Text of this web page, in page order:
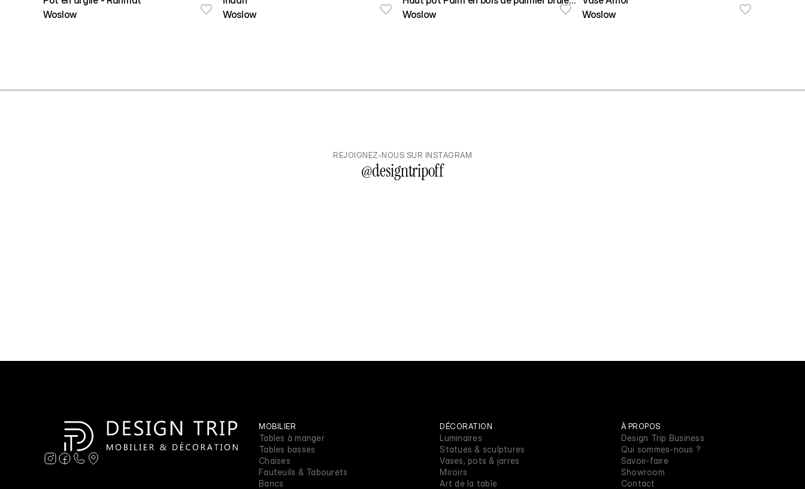
Woslow
Woslow
noir (100*50*55 cm)
Woslow
Woslow
REJOIGNEZ-NOUS SUR INSTAGRAM
@designtripoff
MOBILIER
Tables à manger
Tables basses
Chaises
Fauteuils & Tabourets
Bancs
DÉCORATION
Luminaires
Statues & sculptures
Vases, pots & jarres
Miroirs
Art de la table
À PROPOS
Design Trip Business
Qui sommes-nous ?
Savoir-faire
Showroom
Contact